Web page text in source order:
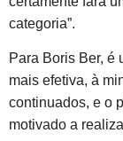
categoria”.
Para Boris Ber, é
mais efetiva, à
continuados, e o
motivado a